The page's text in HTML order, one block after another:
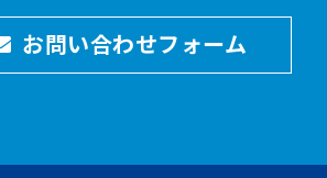
お問い合わせフォーム